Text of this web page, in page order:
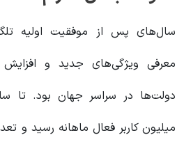
سال‌های پس از موفقیت اولیه
معرفی ویژگی‌های جدید و
میلیون کاربر فعال ماهانه رسید و